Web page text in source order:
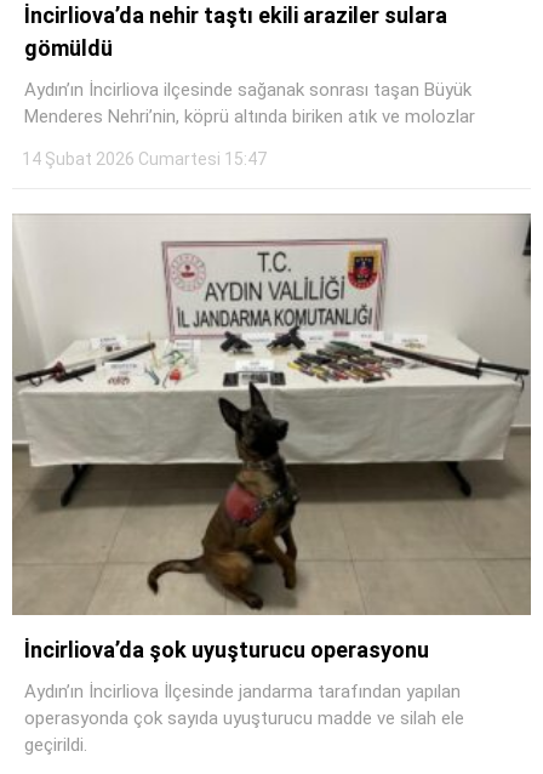
Youtube
İncirliova’da nehir taştı ekili araziler sulara
gömüldü
Aydın’ın İncirliova ilçesinde sağanak sonrası taşan Büyük
Menderes Nehri’nin, köprü altında biriken atık ve molozlar
14 Şubat 2026 Cumartesi 15:47
İncirliova’da şok uyuşturucu operasyonu
Aydın’ın İncirliova İlçesinde jandarma tarafından yapılan
operasyonda çok sayıda uyuşturucu madde ve silah ele
geçirildi.